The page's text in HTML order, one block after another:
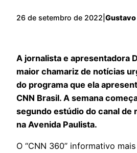
26 de setembro de 2022 Gustavo
A jornalista e apresentadora
maior chamariz de notícias
do programa que ela
CNN Brasil. A semana
segundo estúdio do canal de
na Avenida Paulista.
O “CNN 360” informativo